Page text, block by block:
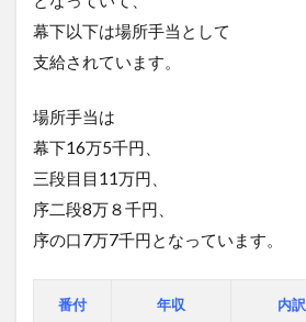
幕下以下は場所手当として
支給されています。
場所手当は
幕下16万5千円、
三段目目11万円、
序二段8万８千円、
序の口7万7千円となっています。
番付 年収 内訳